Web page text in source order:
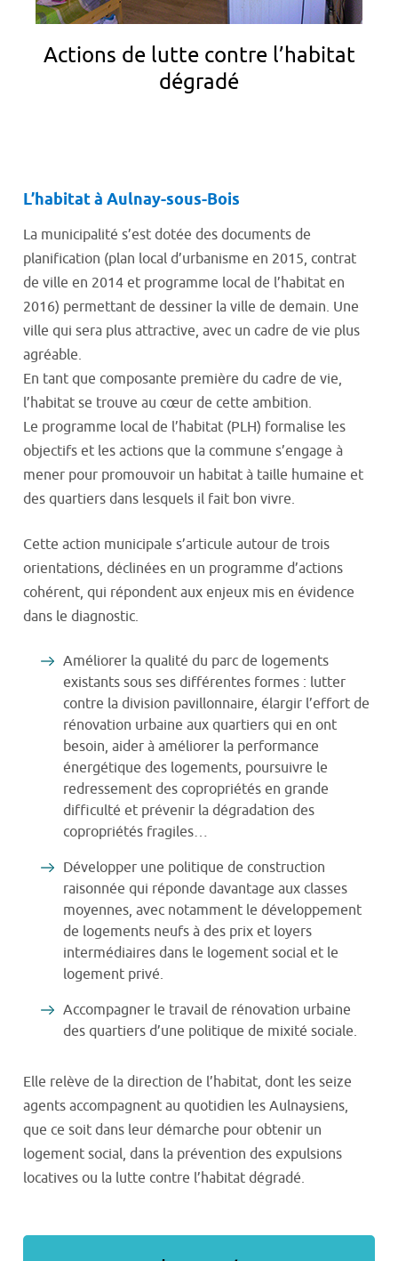
Actions de lutte contre l’habitat
dégradé
L’habitat à Aulnay-sous-Bois
La municipalité s’est dotée des documents de
planification (plan local d’urbanisme en 2015, contrat
de ville en 2014 et programme local de l’habitat en
2016) permettant de dessiner la ville de demain. Une
ville qui sera plus attractive, avec un cadre de vie plus
agréable.
En tant que composante première du cadre de vie,
l’habitat se trouve au cœur de cette ambition.
Le programme local de l’habitat (PLH) formalise les
objectifs et les actions que la commune s’engage à
mener pour promouvoir un habitat à taille humaine et
des quartiers dans lesquels il fait bon vivre.
Cette action municipale s’articule autour de trois
orientations, déclinées en un programme d’actions
cohérent, qui répondent aux enjeux mis en évidence
dans le diagnostic.
Améliorer la qualité du parc de logements
existants sous ses différentes formes : lutter
contre la division pavillonnaire, élargir l’effort de
rénovation urbaine aux quartiers qui en ont
besoin, aider à améliorer la performance
énergétique des logements, poursuivre le
redressement des copropriétés en grande
difficulté et prévenir la dégradation des
copropriétés fragiles…
Développer une politique de construction
raisonnée qui réponde davantage aux classes
moyennes, avec notamment le développement
de logements neufs à des prix et loyers
intermédiaires dans le logement social et le
logement privé.
Accompagner le travail de rénovation urbaine
des quartiers d’une politique de mixité sociale.
Elle relève de la direction de l’habitat, dont les seize
agents accompagnent au quotidien les Aulnaysiens,
que ce soit dans leur démarche pour obtenir un
logement social, dans la prévention des expulsions
locatives ou la lutte contre l’habitat dégradé.